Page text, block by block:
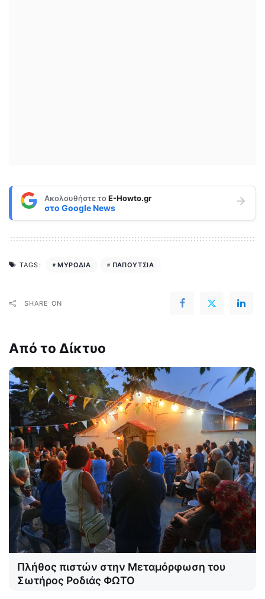
Ακολουθήστε τοE-Howto.gr
στο Google News
TAGS: ΜΥΡΩΔΙΑ ΠΑΠΟΥΤΣΙΑ
SHARE ON
Από το Δίκτυο
Πλήθος πιστών στην Μεταμόρφωση του
Σωτήρος Ροδιάς ΦΩΤΟ